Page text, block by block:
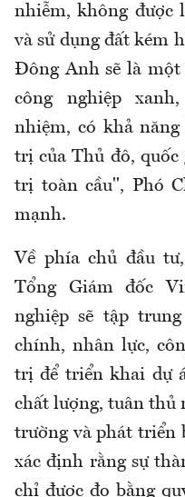
nhiễm, không được
và sử dụng đất kém
Đông Anh sẽ là
công nghiệp
nhiệm, có khả
trị của Thủ đô, quốc
trị toàn cầu", Phó
mạnh.
Về phía chủ đầu
Tổng Giám đốc
nghiệp sẽ tập
chính, nhân lực,
trị để triển khai dự
chất lượng, tuân thủ
trường và phát triển
xác định rằng sự
chỉ được đo bằng